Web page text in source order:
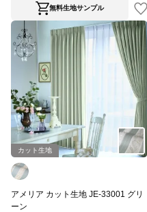
無料生地サンプル
カット生地
アメリア カット生地 JE-33001 グリ
ーン